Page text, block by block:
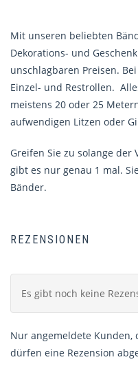
Mit unseren beliebten
Dekorations- und
unschlagbaren Preisen.
Einzel- und Restrollen.
meistens 20 oder 25
aufwendigen Litzen oder
Greifen Sie zu solange der
gibt es nur genau 1 mal.
Bänder.
REZENSIONEN
Es gibt noch keine
Nur angemeldete Kunden,
dürfen eine Rezension